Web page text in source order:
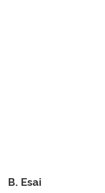
B. Esai